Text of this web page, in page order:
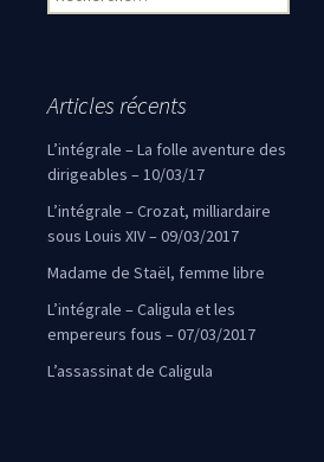
Articles récents
L’intégrale – La folle aventure des
dirigeables – 10/03/17
L’intégrale – Crozat, milliardaire
sous Louis XIV – 09/03/2017
Madame de Staël, femme libre
L’intégrale – Caligula et les
empereurs fous – 07/03/2017
L’assassinat de Caligula